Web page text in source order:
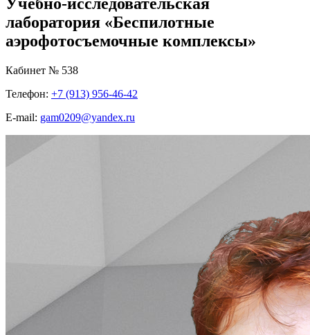
лаборатория «Беспилотные
аэрофотосъемочные комплексы»
Кабинет № 538
Телефон: +7 (913) 956-46-42
E-mail: gam0209@yandex.ru